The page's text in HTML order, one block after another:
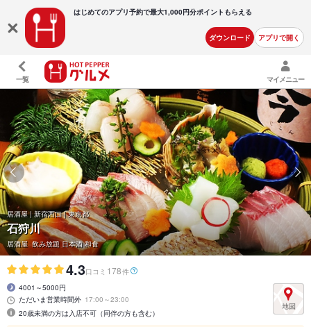
はじめてのアプリ予約で最大1,000円分ポイントもらえる
ダウンロード アプリで開く
一覧 マイメニュー
居酒屋 | 新宿西口 | 東京都
石狩川
居酒屋 飲み放題 日本酒 和食
4.3口コミ 178件
4001～5000円
ただいま営業時間外 17:00～23:00
20歳未満の方は入店不可（同伴の方も含む）